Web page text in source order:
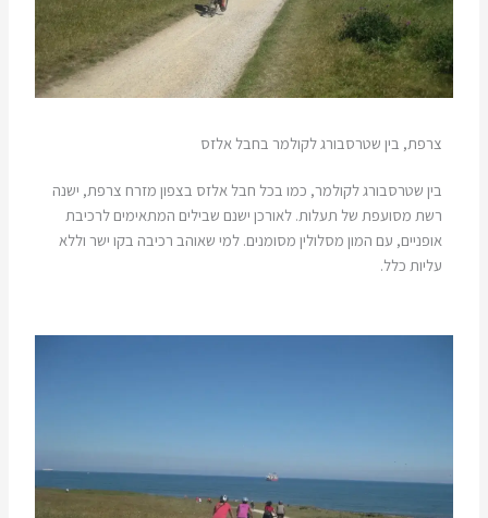
צרפת, בין שטרסבורג לקולמר בחבל אלזס
בין שטרסבורג לקולמר, כמו בכל חבל אלזס בצפון מזרח צרפת, ישנה
רשת מסועפת של תעלות. לאורכן ישנם שבילים המתאימים לרכיבת
אופניים, עם המון מסלולין מסומנים. למי שאוהב רכיבה בקו ישר וללא
עליות כלל.